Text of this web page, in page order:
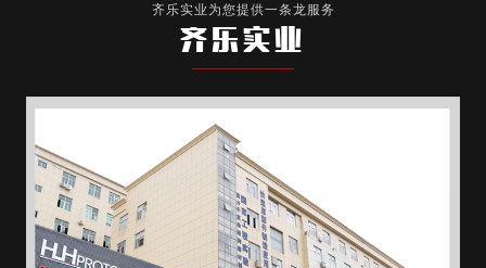
齐乐实业为您提供一条龙服务
齐乐实业